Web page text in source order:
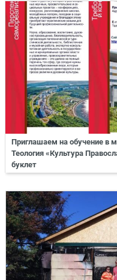
Приглашаем на обучение в
Теология «Культура
буклет